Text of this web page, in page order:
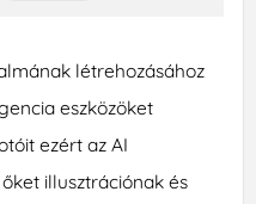
létrehozásához
eszközöket
ezért az AI
illusztrációnak és